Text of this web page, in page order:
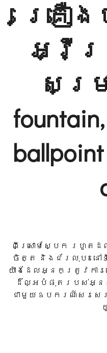
គ្រឿង
អ្វីគ្
សម្
ពីស្រោមស្បែក រហូត
ចិត្ត និងជ័រលុប៖ នៅ
យ៉ាងដែលអ្នកត្រូវការ
ដ៏ល្អបំផុតរបស់អ្នក
ជាមួយឧបករណ៍សរស